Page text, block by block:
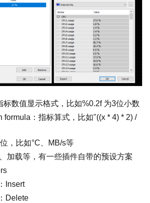
标数值显示格式，比如%0.2f 为3位小数
formula：指标算式，比如"((x * 4) * 2) /
，比如°C、MB/s等
加载等，有一些插件自带的预设方案
Insert
Delete